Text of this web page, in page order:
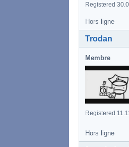
Registered
Hors ligne
Trodan
Membre
Registered
Hors ligne